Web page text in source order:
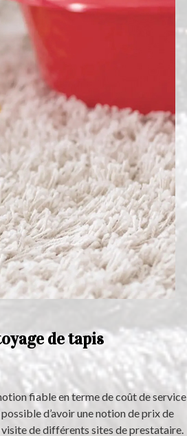
de tapis
fiable en terme de coût de service
d’avoir une notion de prix de
de différents sites de prestataire.